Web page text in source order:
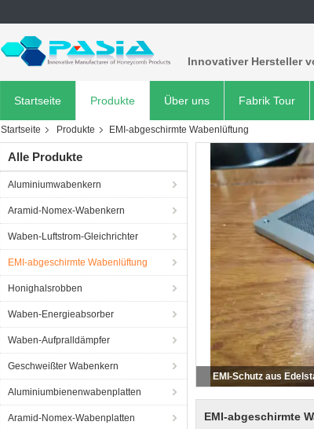
Innovativer Hersteller
Startseite Produkte Über uns Fabrik Tour
Startseite Produkte EMI-abgeschirmte Wabenlüftung
Alle Produkte
Aluminiumwabenkern
Aramid-Nomex-Wabenkern
Waben-Luftstrom-Gleichrichter
EMI-abgeschirmte Wabenlüftung
Honighalsrobben
Waben-Energieabsorber
Waben-Aufpralldämpfer
Geschweißter Wabenkern
Aluminiumbienenwabenplatten
Aramid-Nomex-Wabenplatten
EMI Shielding
EMI-abgeschirmte